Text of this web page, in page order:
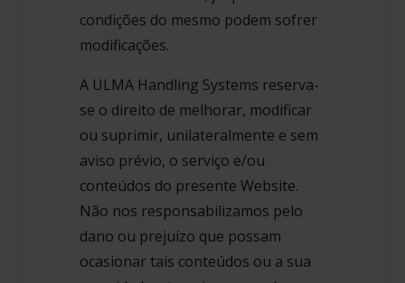
condições do mesmo podem sofrer
modificações.
A ULMA Handling Systems reserva-
se o direito de melhorar, modificar
ou suprimir, unilateralmente e sem
aviso prévio, o serviço e/ou
conteúdos do presente Website.
Não nos responsabilizamos pelo
dano ou prejuízo que possam
ocasionar tais conteúdos ou a sua